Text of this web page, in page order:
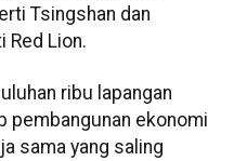
Tsingshan dan
Red Lion.
ribu lapangan
pembangunan ekonomi
sama yang saling